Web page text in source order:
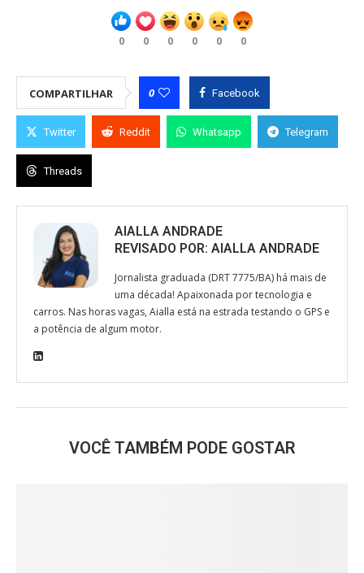
0 0 0 0 0 0
COMPARTILHAR 0 Facebook
Twitter Reddit Whatsapp Telegram
Threads
AIALLA ANDRADE
REVISADO POR: AIALLA ANDRADE
Jornalista graduada (DRT 7775/BA) há mais de
uma década! Apaixonada por tecnologia e
carros. Nas horas vagas, Aialla está na estrada testando o GPS e
a potência de algum motor.
VOCÊ TAMBÉM PODE GOSTAR